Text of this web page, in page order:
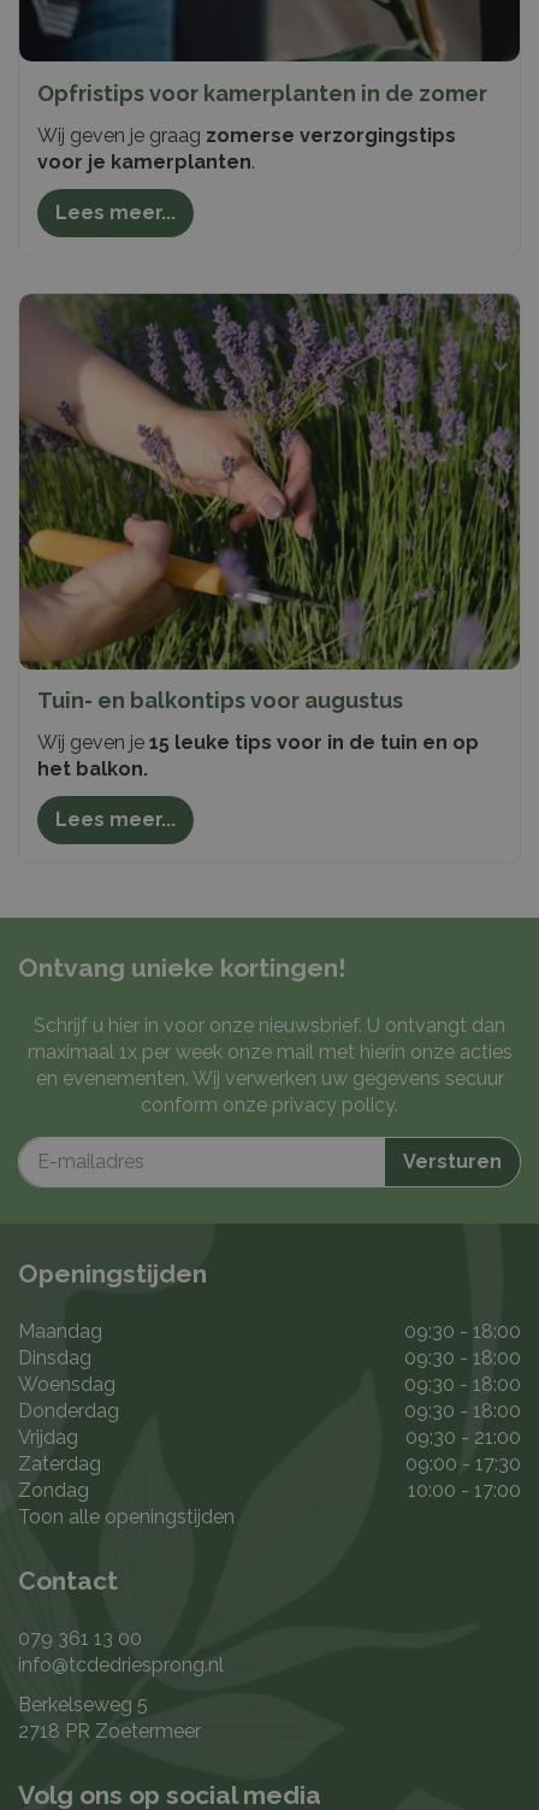
Opfristips voor kamerplanten in de zomer
Wij geven je graag zomerse verzorgingstips
voor je kamerplanten.
Lees meer...
Tuin- en balkontips voor augustus
Wij geven je 15 leuke tips voor in de tuin en op
het balkon.
Lees meer...
Ontvang unieke kortingen!
Schrijf u hier in voor onze nieuwsbrief. U ontvangt dan
maximaal 1x per week onze mail met hierin onze acties
en evenementen. Wij verwerken uw gegevens secuur
conform onze privacy policy.
Openingstijden
Maandag
09:30 - 18:00
Dinsdag
09:30 - 18:00
Woensdag
09:30 - 18:00
Donderdag
09:30 - 18:00
Vrijdag
09:30 - 21:00
Zaterdag
09:00 - 17:30
Zondag
10:00 - 17:00
Toon alle openingstijden
Contact
079 361 13 00
info@tcdedriesprong.nl
Berkelseweg 5
2718 PR Zoetermeer
Volg ons op social media